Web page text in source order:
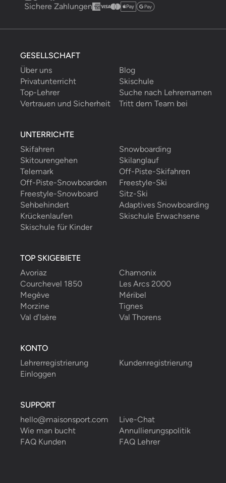
Sichere Zahlungen
GESELLSCHAFT
Über uns
Blog
Privatunterricht
Skischule
Top-Lehrer
Suche nach Lehrernamen
Vertrauen und Sicherheit
Tritt dem Team bei
UNTERRICHTE
Skifahren
Snowboarding
Skitourengehen
Skilanglauf
Telemark
Off-Piste-Skifahren
Off-Piste-Snowboarden
Freestyle-Ski
Freestyle-Snowboard
Sitz-Ski
Sehbehindert
Adaptives Snowboarding
Krückenlaufen
Skischule Erwachsene
Skischule für Kinder
TOP SKIGEBIETE
Avoriaz
Chamonix
Courchevel 1850
Les Arcs 2000
Megève
Méribel
Morzine
Tignes
Val d’Isère
Val Thorens
KONTO
Lehrerregistrierung
Kundenregistrierung
Einloggen
SUPPORT
hello@maisonsport.com
Live-Chat
Wie man bucht
Annullierungspolitik
FAQ Kunden
FAQ Lehrer